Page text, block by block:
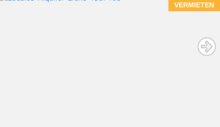
VERMIETEN